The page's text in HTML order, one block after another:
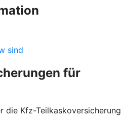
sind
für
die Kfz-Teilkaskoversicherung